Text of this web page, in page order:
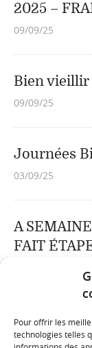
Pour offrir les
technologies telles
2025 –
09/09/25
Bien vieillir
09/09/25
Journées
03/09/25
A
FAIT